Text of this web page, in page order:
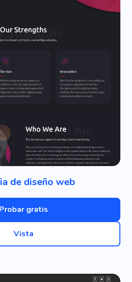
de diseño web
Probar gratis
Vista